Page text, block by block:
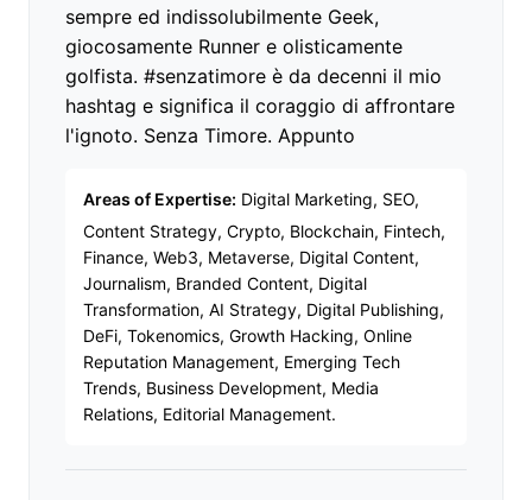
sempre ed indissolubilmente Geek,
giocosamente Runner e olisticamente
golfista. #senzatimore è da decenni il mio
hashtag e significa il coraggio di affrontare
l'ignoto. Senza Timore. Appunto
Areas of Expertise: Digital Marketing, SEO,
Content Strategy, Crypto, Blockchain, Fintech,
Finance, Web3, Metaverse, Digital Content,
Journalism, Branded Content, Digital
Transformation, AI Strategy, Digital Publishing,
DeFi, Tokenomics, Growth Hacking, Online
Reputation Management, Emerging Tech
Trends, Business Development, Media
Relations, Editorial Management.